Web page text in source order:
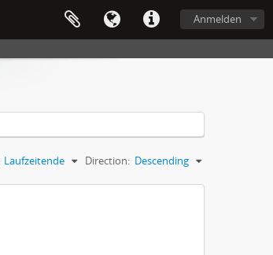
Anmelden
Laufzeitende Direction: Descending